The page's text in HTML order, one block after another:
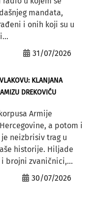
mandata,
i onih koji su u
31/07/2026
KLANJANA
DREKOVIĆU
Armije
a potom i
neizbrisiv trag u
historije. Hiljade
brojni zvaničnici,...
30/07/2026